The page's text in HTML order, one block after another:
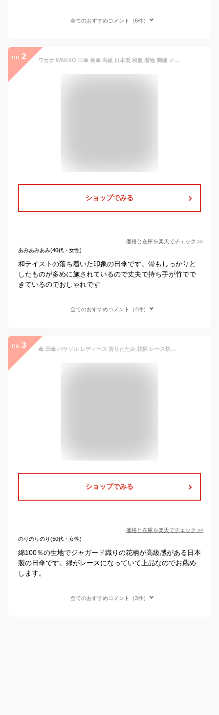
全てのおすすめコメント（6件）
no. 2 ワカオ WAKAO 日傘 長傘 高級 日本製 和服 着物 刺繍 マーガレット UV加工 和 72cm 軽量 レディース エレガント 上質 国産 ハンドメイド 上質 贈り物 プレゼント ギフト 誕生日【ギフトラッピング無料】
ショップでみる
価格と在庫を楽天でチェック >>
あみあみあみ(40代・女性)
和テイストの落ち着いた印象の日傘です。骨もしっかりと
したものが多めに施されているので丈夫で持ち手が竹でで
きているのでおしゃれです
全てのおすすめコメント（4件）
no. 3 傘 日傘 パラソル レディース 折りたたみ 花柄 レース切継ぎ 日本製 577903 高級 無地 おしゃれ 上品 エレガント 2つ折 UV防止 綿100％ 高級エンブ刺繍 和柄 ブラック サックス ピンク ベージュ ギフト ラッピング コンパクト 国産
ショップでみる
価格と在庫を楽天でチェック >>
のりのりのり(50代・女性)
綿100％の生地でジャガード織りの花柄が高級感がある日本
製の日傘です。縁がレースになっていて上品なのでお薦め
します。
全てのおすすめコメント（3件）